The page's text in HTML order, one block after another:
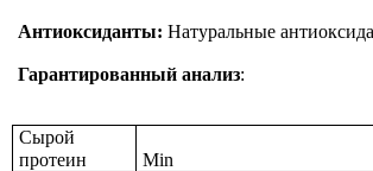
Антиоксиданты: Натуральные
Гарантированный анализ:
Сырой
протеин
Min